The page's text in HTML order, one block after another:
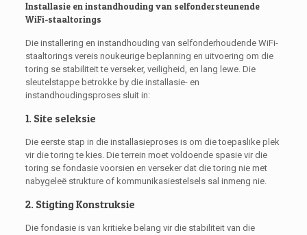
Installasie en instandhouding van selfondersteunende
WiFi-staaltorings
Die installering en instandhouding van selfonderhoudende WiFi-
staaltorings vereis noukeurige beplanning en uitvoering om die
toring se stabiliteit te verseker, veiligheid, en lang lewe. Die
sleutelstappe betrokke by die installasie- en
instandhoudingsproses sluit in:
1. Site seleksie
Die eerste stap in die installasieproses is om die toepaslike plek
vir die toring te kies. Die terrein moet voldoende spasie vir die
toring se fondasie voorsien en verseker dat die toring nie met
nabygeleë strukture of kommunikasiestelsels sal inmeng nie.
2. Stigting Konstruksie
Die fondasie is van kritieke belang vir die stabiliteit van die